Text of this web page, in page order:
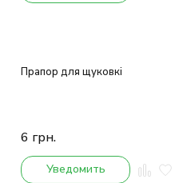
Прапор для щуковкі
6 грн.
Уведомить